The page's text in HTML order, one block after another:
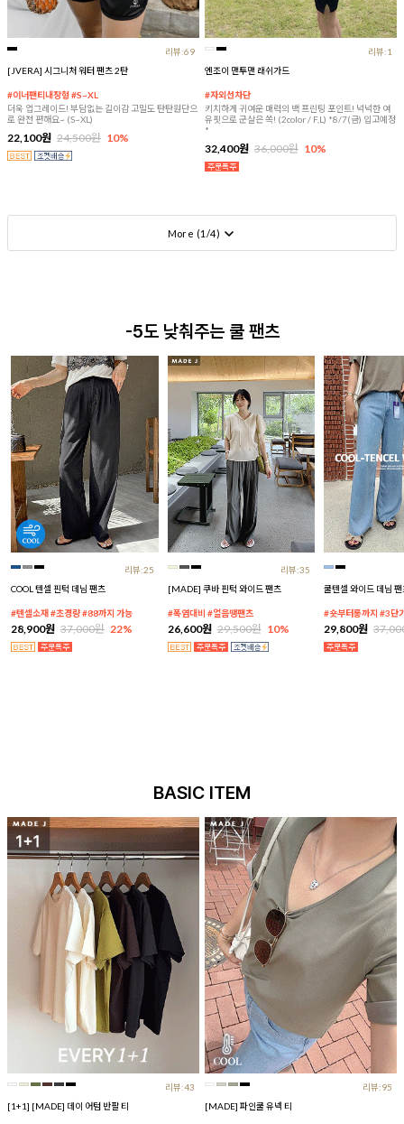
리뷰:69
[JVERA] 시그니처 워터 팬츠 2탄
#이너팬티내장형 #S~XL
더욱 업그레이드! 부담없는 길이감 고밀도 탄탄원단으
로 완전 편해요~ (S~XL)
22,100원 24,500원 10%
리뷰:1
엔조이 맨투맨 래쉬가드
#자외선차단
키치하게 귀여운 매력의 백 프린팅 포인트! 넉넉한 여
유핏으로 군살은 쏙! (2color / F,L) *8/7(금) 입고예정
*
32,400원 36,000원 10%
More (1 /4)
-5도 낮춰주는 쿨 팬츠
리뷰:25
COOL 텐셀 핀턱 데님 팬츠
#텐셀소재 #초경량 #88까지 가능
28,900원 37,000원 22%
리뷰:35
[MADE] 쿠바 핀턱 와이드 팬츠
#폭염대비 #얼음땡팬츠
26,600원 29,500원 10%
쿨텐셀 와이드 데님 팬
#숏부터롱까지 #3단
29,800원
BASIC ITEM
리뷰:43
[1+1] [MADE] 데이 어텀 반팔 티
리뷰:95
[MADE] 파인쿨 유넥 티